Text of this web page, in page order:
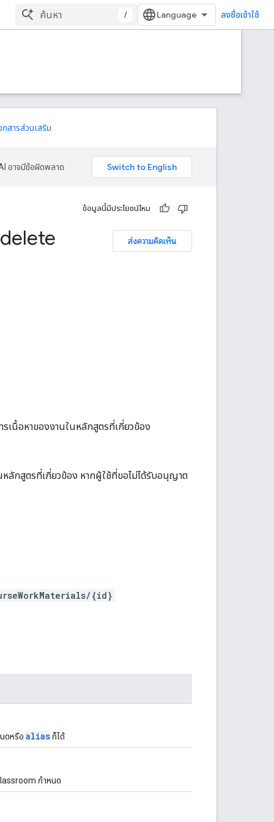
/ ลงชื่อเข้าใช้
กสารส่วนเสริม
อาจมีข้อผิดพลาด
ข้อมูลนี้มีประโยชน์ไหม
ส่งความคิดเห็น
delete
รเนื้อหาของงานในหลักสูตรที่เกี่ยวข้อง
ลักสูตรที่เกี่ยวข้อง หากผู้ใช้ที่ขอไม่ได้รับอนุญาต
{id}
ดหรือ aliasก็ได้
กำหนด